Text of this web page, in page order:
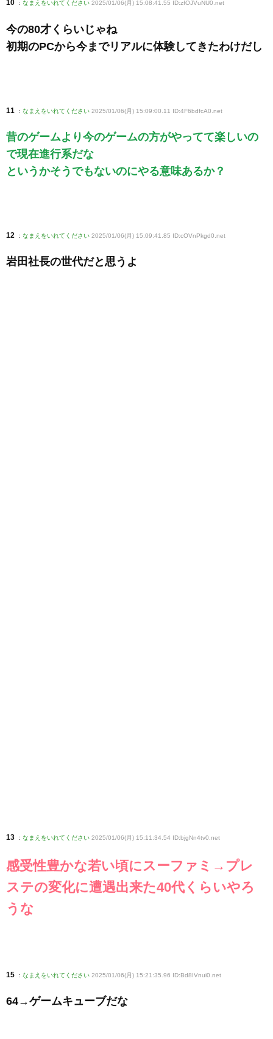
10 : なまえをいれてください 2025/01/06(月) 15:08:41.55 ID:zfOJVuNU0.net
今の80才くらいじゃね
初期のPCから今までリアルに体験してきたわけだし
11 : なまえをいれてください 2025/01/06(月) 15:09:00.11 ID:4F6bdfcA0 .net
昔のゲームより今のゲームの方がやってて楽しいの
で現在進行系だな
というかそうでもないのにやる意味あるか？
12 : なまえをいれてください 2025/01/06(月) 15:09:41.85 ID:cOVnPkgd0 .net
岩田社長の世代だと思うよ
13 : なまえをいれてください 2025/01/06(月) 15:11:34.54 ID:bjgNn4tv0 .net
感受性豊かな若い頃にスーファミ→プレ
ステの変化に遭遇出来た40代くらいやろ
うな
15 : なまえをいれてください 2025/01/06(月) 15:21:35.96 ID:Bd8IVnui0 .net
64→ゲームキューブだな